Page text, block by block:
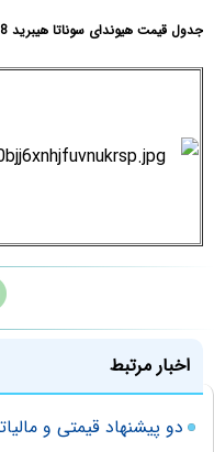
جدول قیمت هیوندای سوناتا هیبرید 2018 - شهریور 96:
اخبار مرتبط
دو پیشنهاد قیمتی و